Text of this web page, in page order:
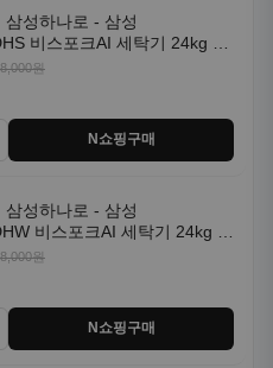
삼성하나로 - 삼성
비스포크AI 세탁기 24kg 건
동투입
원
N쇼핑구매
삼성하나로 - 삼성
비스포크AI 세탁기 24kg 건
동투입
원
N쇼핑구매